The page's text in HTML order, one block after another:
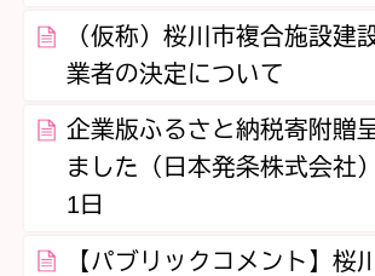
（仮称）桜川市複合施設建
業者の決定について
企業版ふるさと納税寄附贈
ました（日本発条株式会社
1日
【パブリックコメント】桜